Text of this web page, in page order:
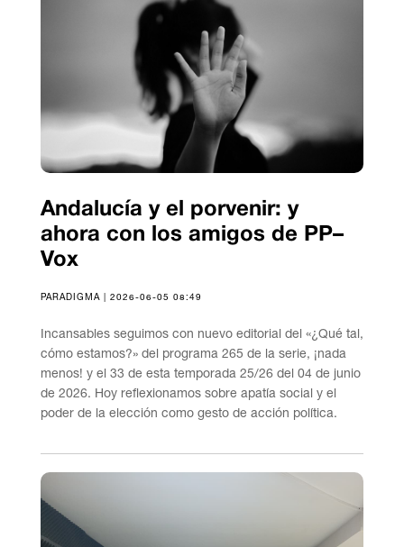
Andalucía y el porvenir: y
ahora con los amigos de PP–
Vox
PARADIGMA | 2026-06-05 08:49
Incansables seguimos con nuevo editorial del «¿Qué tal,
cómo estamos?» del programa 265 de la serie, ¡nada
menos! y el 33 de esta temporada 25/26 del 04 de junio
de 2026. Hoy reflexionamos sobre apatía social y el
poder de la elección como gesto de acción política.